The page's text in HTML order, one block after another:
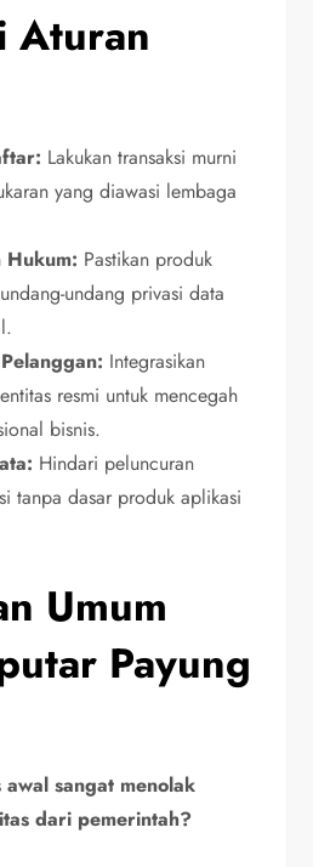
Aturan
Lakukan transaksi murni
yang diawasi lembaga
Hukum: Pastikan produk
undang privasi data
Integrasikan
resmi untuk mencegah
bisnis.
Hindari peluncuran
tanpa dasar produk aplikasi
Umum
Payung
sangat menolak
dari pemerintah?